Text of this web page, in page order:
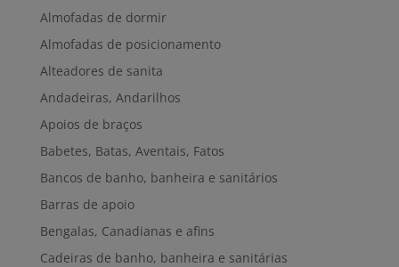
Almofadas de dormir
Almofadas de posicionamento
Alteadores de sanita
Andadeiras, Andarilhos
Apoios de braços
Babetes, Batas, Aventais, Fatos
Bancos de banho, banheira e sanitários
Barras de apoio
Bengalas, Canadianas e afins
Cadeiras de banho, banheira e sanitárias